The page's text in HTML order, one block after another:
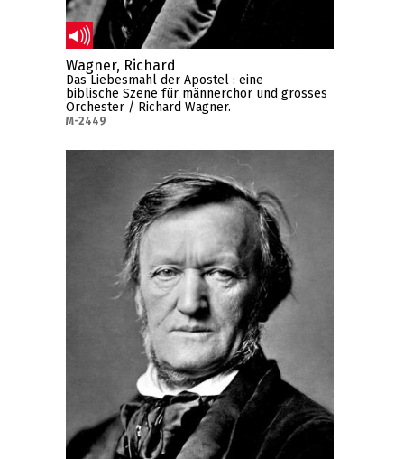
Wagner, Richard
Das Liebesmahl der Apostel : eine
biblische Szene für männerchor und grosses
Orchester / Richard Wagner.
M-2449